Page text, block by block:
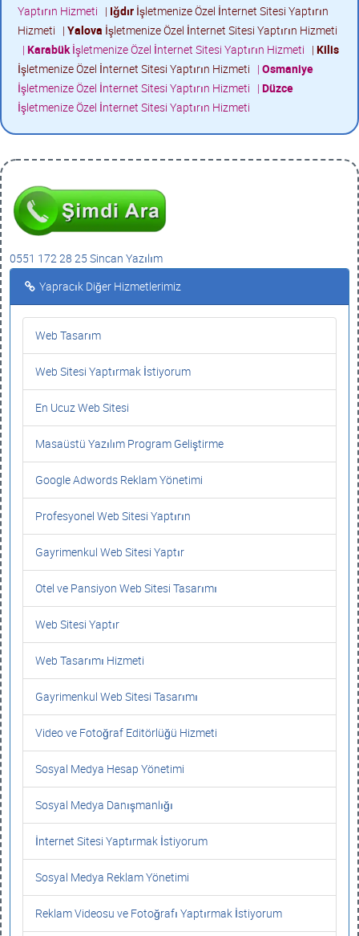
Yaptırın Hizmeti | Iğdır İşletmenize Özel İnternet Sitesi Yaptırın
Hizmeti | Yalova İşletmenize Özel İnternet Sitesi Yaptırın Hizmeti
| Karabükİşletmenize Özel İnternet Sitesi Yaptırın Hizmeti | Kilis
İşletmenize Özel İnternet Sitesi Yaptırın Hizmeti | Osmaniye
İşletmenize Özel İnternet Sitesi Yaptırın Hizmeti | Düzce
İşletmenize Özel İnternet Sitesi Yaptırın Hizmeti
0551 172 28 25 Sincan Yazılım
Yapracık Diğer Hizmetlerimiz
Web Tasarım
Web Sitesi Yaptırmak İstiyorum
En Ucuz Web Sitesi
Masaüstü Yazılım Program Geliştirme
Google Adwords Reklam Yönetimi
Profesyonel Web Sitesi Yaptırın
Gayrimenkul Web Sitesi Yaptır
Otel ve Pansiyon Web Sitesi Tasarımı
Web Sitesi Yaptır
Web Tasarımı Hizmeti
Gayrimenkul Web Sitesi Tasarımı
Video ve Fotoğraf Editörlüğü Hizmeti
Sosyal Medya Hesap Yönetimi
Sosyal Medya Danışmanlığı
İnternet Sitesi Yaptırmak İstiyorum
Sosyal Medya Reklam Yönetimi
Reklam Videosu ve Fotoğrafı Yaptırmak İstiyorum